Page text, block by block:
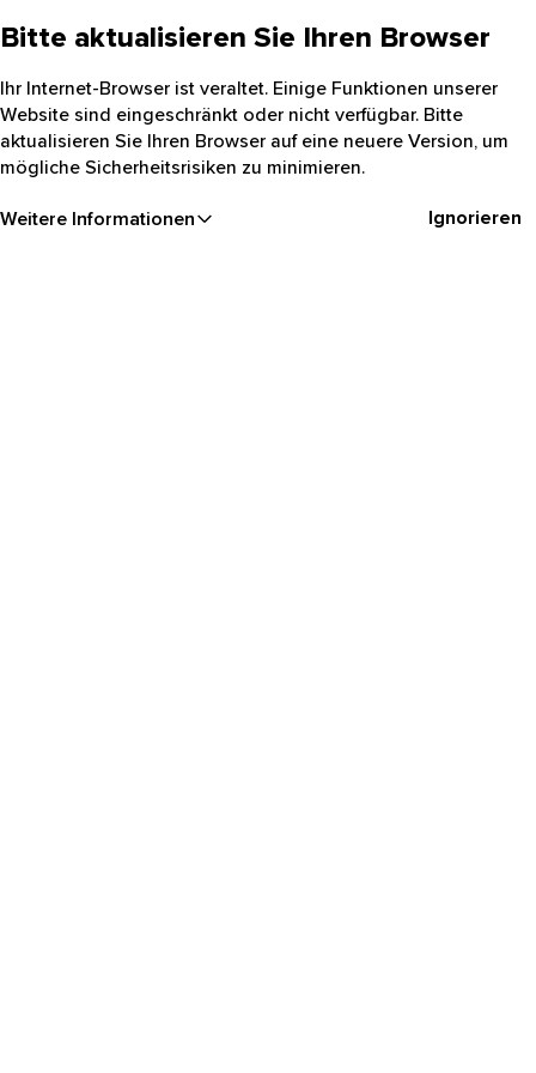
Bitte aktualisieren Sie Ihren Browser
Ihr Internet-Browser ist veraltet. Einige Funktionen unserer
Website sind eingeschränkt oder nicht verfügbar. Bitte
aktualisieren Sie Ihren Browser auf eine neuere Version, um
mögliche Sicherheitsrisiken zu minimieren.
Weitere Informationen Ignorieren